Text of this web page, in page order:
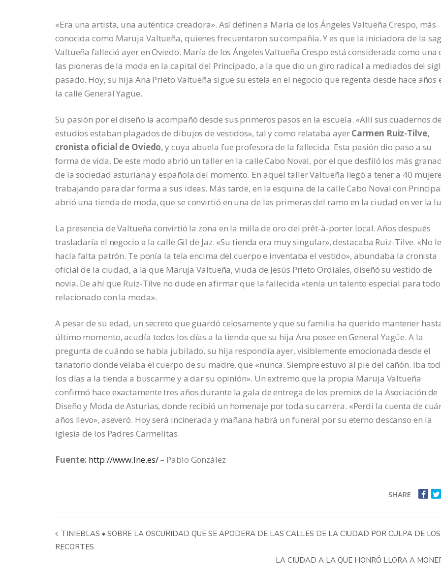
«Era una artista, una auténtica creadora». Así definen a María de los Ángeles Valtueña Crespo, más
conocida como Maruja Valtueña, quienes frecuentaron su compañía. Y es que la iniciadora de la
Valtueña falleció ayer en Oviedo. María de los Ángeles Valtueña Crespo está considerada como una
las pioneras de la moda en la capital del Principado, a la que dio un giro radical a mediados del
pasado. Hoy, su hija Ana Prieto Valtueña sigue su estela en el negocio que regenta desde hace años
la calle General Yagüe.
Su pasión por el diseño la acompañó desde sus primeros pasos en la escuela. «Allí sus cuadernos de
estudios estaban plagados de dibujos de vestidos», tal y como relataba ayerCarmen Ruiz-Tilve,
cronista oficial de Oviedo, y cuya abuela fue profesora de la fallecida. Esta pasión dio paso a su
forma de vida. De este modo abrió un taller en la calle Cabo Noval, por el que desfiló los más
de la sociedad asturiana y española del momento. En aquel taller Valtueña llegó a tener a 40
trabajando para dar forma a sus ideas. Más tarde, en la esquina de la calle Cabo Noval con
abrió una tienda de moda, que se convirtió en una de las primeras del ramo en la ciudad en ver la
La presencia de Valtueña convirtió la zona en la milla de oro del prêt-à-porter local. Años después
trasladaría el negocio a la calle Gil de Jaz. «Su tienda era muy singular», destacaba Ruiz-Tilve. «No le
hacía falta patrón. Te ponía la tela encima del cuerpo e inventaba el vestido», abundaba la cronista
oficial de la ciudad, a la que Maruja Valtueña, viuda de Jesús Prieto Ordiales, diseñó su vestido de
novia. De ahí que Ruiz-Tilve no dude en afirmar que la fallecida «tenía un talento especial para
relacionado con la moda».
A pesar de su edad, un secreto que guardó celosamente y que su familia ha querido mantener
último momento, acudía todos los días a la tienda que su hija Ana posee en General Yagüe. A la
pregunta de cuándo se había jubilado, su hija respondía ayer, visiblemente emocionada desde el
tanatorio donde velaba el cuerpo de su madre, que «nunca. Siempre estuvo al pie del cañón. Iba
los días a la tienda a buscarme y a dar su opinión». Un extremo que la propia Maruja Valtueña
confirmó hace exactamente tres años durante la gala de entrega de los premios de la Asociación de
Diseño y Moda de Asturias, donde recibió un homenaje por toda su carrera. «Perdí la cuenta de
años llevo», aseveró. Hoy será incinerada y mañana habrá un funeral por su eterno descanso en la
iglesia de los Padres Carmelitas.
Fuente: http://www.lne.es/– Pablo González
SHARE
TINIEBLAS • SOBRE LA OSCURIDAD QUE SE APODERA DE LAS CALLES DE LA CIUDAD POR CULPA DE LOS
RECORTES
LA CIUDAD A LA QUE HONRÓ LLORA A